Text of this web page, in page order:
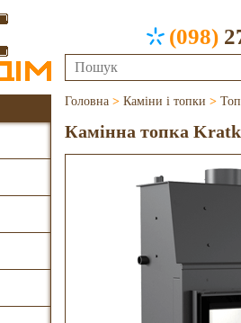
(098)
Головна > Каміни і топки >
Камінна топка